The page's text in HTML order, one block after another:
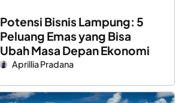
Potensi Bisnis Lampung: 5
Peluang Emas yang Bisa
Ubah Masa Depan Ekonomi
Aprillia Pradana